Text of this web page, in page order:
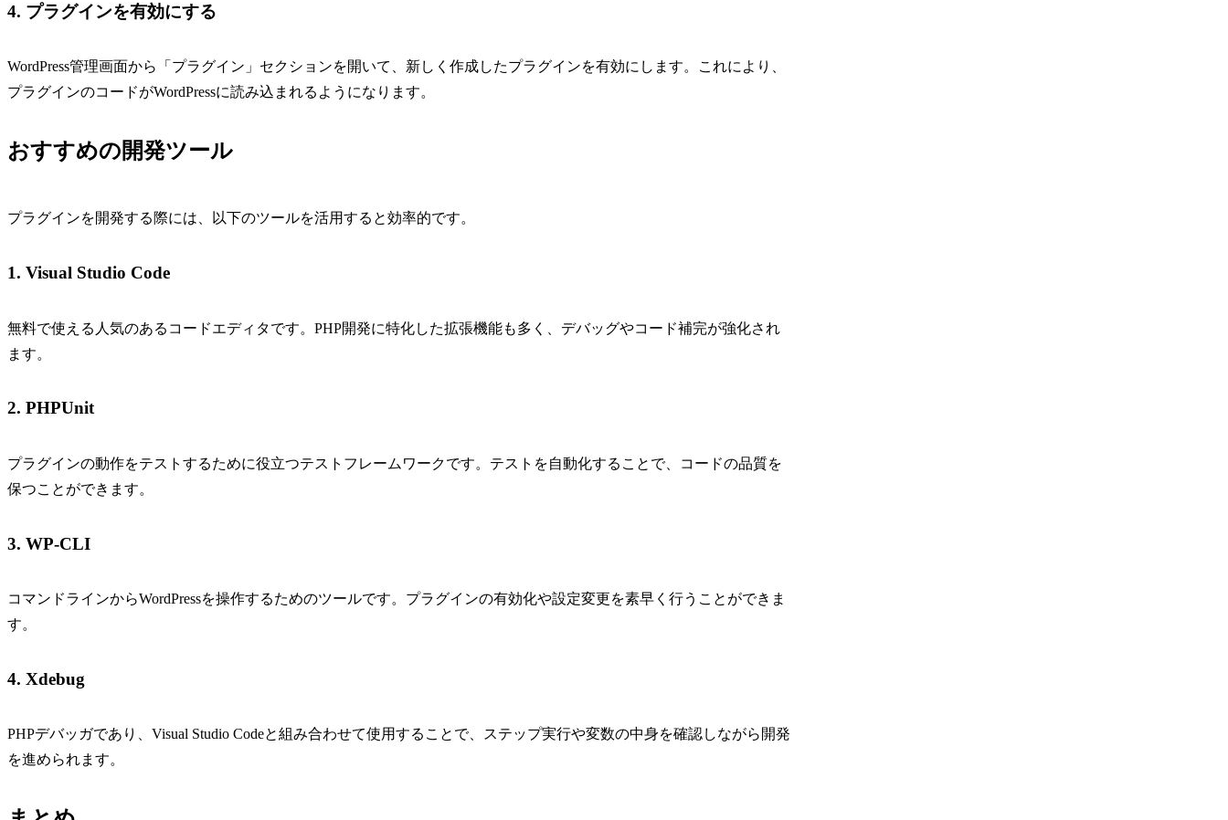
4. プラグインを有効にする
WordPress管理画面から「プラグイン」セクションを開いて、新しく作成したプラグインを有効にします。これにより、
プラグインのコードがWordPressに読み込まれるようになります。
おすすめの開発ツール
プラグインを開発する際には、以下のツールを活用すると効率的です。
1. Visual Studio Code
無料で使える人気のあるコードエディタです。PHP開発に特化した拡張機能も多く、デバッグやコード補完が強化され
ます。
2. PHPUnit
プラグインの動作をテストするために役立つテストフレームワークです。テストを自動化することで、コードの品質を
保つことができます。
3. WP-CLI
コマンドラインからWordPressを操作するためのツールです。プラグインの有効化や設定変更を素早く行うことができま
す。
4. Xdebug
PHPデバッガであり、Visual Studio Codeと組み合わせて使用することで、ステップ実行や変数の中身を確認しながら開発
を進められます。